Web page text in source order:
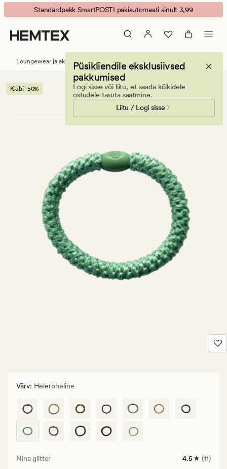
Nina
glitter
Juuksekumm
heleroheline
Animated
banner.
Press
ESCAPE
Standardpakk SmartPOSTI pakiautomaati ainult 3,99
Püsikliendile eksklusiivsed
pakkumised
Logi sisse või liitu, et saada kõikidele
ostudele tasuta saatmine.
Liitu / Logi sisse
Loungewear ja aksessuaarid Juukseaksessuaarid
Klubi -50%
Värv: Heleroheline
Nina glitter
11
4.5 (11)